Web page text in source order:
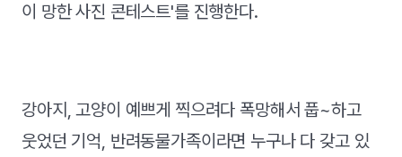
이 망한 사진 콘테스트'를 진행한다.
강아지, 고양이 예쁘게 찍으려다 폭망해서 풉~하고
웃었던 기억, 반려동물가족이라면 누구나 다 갖고 있